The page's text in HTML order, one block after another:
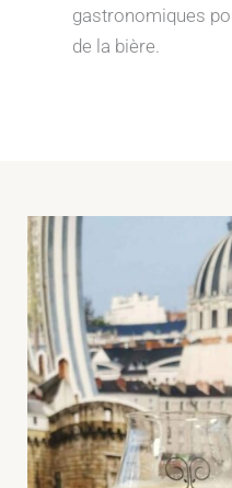
gastronomiques
de la bière.